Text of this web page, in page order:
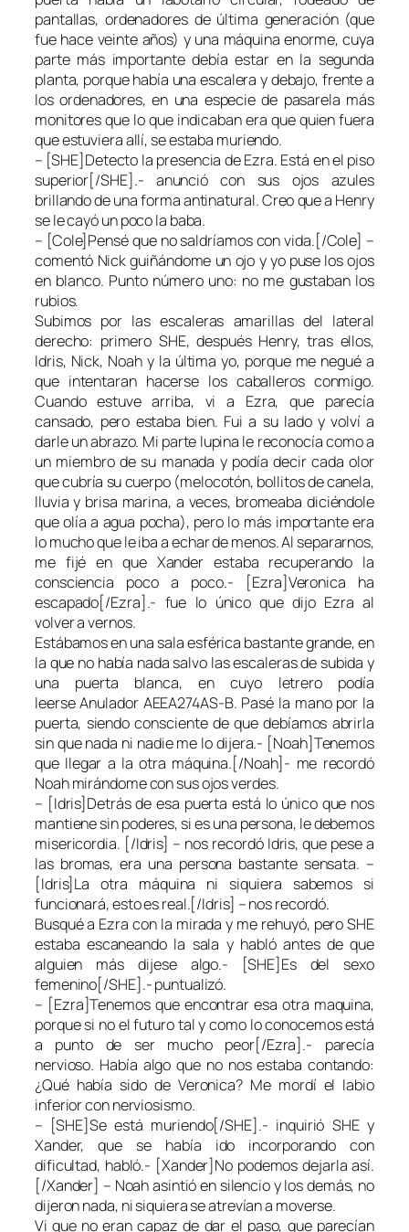
pantallas, ordenadores de última generación (que
fue hace veinte años) y una máquina enorme, cuya
parte más importante debía estar en la segunda
planta, porque había una escalera y debajo, frente a
los ordenadores, en una especie de pasarela más
monitores que lo que indicaban era que quien fuera
que estuviera allí, se estaba muriendo.
– [SHE]Detecto la presencia de Ezra. Está en el piso
superior[/SHE].- anunció con sus ojos azules
brillando de una forma antinatural. Creo que a Henry
se le cayó un poco la baba.
– [Cole]Pensé que no saldríamos con vida.[/Cole] –
comentó Nick guiñándome un ojo y yo puse los ojos
en blanco. Punto número uno: no me gustaban los
rubios.
Subimos por las escaleras amarillas del lateral
derecho: primero SHE, después Henry, tras ellos,
Idris, Nick, Noah y la última yo, porque me negué a
que intentaran hacerse los caballeros conmigo.
Cuando estuve arriba, vi a Ezra, que parecía
cansado, pero estaba bien. Fui a su lado y volví a
darle un abrazo. Mi parte lupina le reconocía como a
un miembro de su manada y podía decir cada olor
que cubría su cuerpo (melocotón, bollitos de canela,
lluvia y brisa marina, a veces, bromeaba diciéndole
que olía a agua pocha), pero lo más importante era
lo mucho que le iba a echar de menos. Al separarnos,
me fijé en que Xander estaba recuperando la
consciencia poco a poco.- [Ezra]Veronica ha
escapado[/Ezra].- fue lo único que dijo Ezra al
volver a vernos.
Estábamos en una sala esférica bastante grande, en
la que no había nada salvo las escaleras de subida y
una puerta blanca, en cuyo letrero podía
leerse Anulador AEEA274AS-B. Pasé la mano por la
puerta, siendo consciente de que debíamos abrirla
sin que nada ni nadie me lo dijera.- [Noah]Tenemos
que llegar a la otra máquina.[/Noah]- me recordó
Noah mirándome con sus ojos verdes.
– [Idris]Detrás de esa puerta está lo único que nos
mantiene sin poderes, si es una persona, le debemos
misericordia. [/Idris] – nos recordó Idris, que pese a
las bromas, era una persona bastante sensata. –
[Idris]La otra máquina ni siquiera sabemos si
funcionará, esto es real.[/Idris] – nos recordó.
Busqué a Ezra con la mirada y me rehuyó, pero SHE
estaba escaneando la sala y habló antes de que
alguien más dijese algo.- [SHE]Es del sexo
femenino[/SHE].- puntualizó.
– [Ezra]Tenemos que encontrar esa otra maquina,
porque si no el futuro tal y como lo conocemos está
a punto de ser mucho peor[/Ezra].- parecía
nervioso. Había algo que no nos estaba contando:
¿Qué había sido de Veronica? Me mordí el labio
inferior con nerviosismo.
– [SHE]Se está muriendo[/SHE].- inquirió SHE y
Xander, que se había ido incorporando con
dificultad, habló.- [Xander]No podemos dejarla así.
[/Xander] – Noah asintió en silencio y los demás, no
dijeron nada, ni siquiera se atrevían a moverse.
Vi que no eran capaz de dar el paso, que parecían